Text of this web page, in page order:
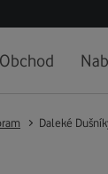
Obchod
Daleké